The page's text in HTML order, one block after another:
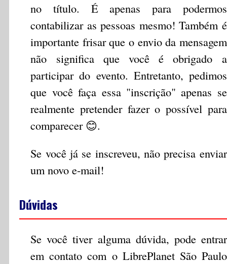
no título. É apenas para podermos
contabilizar as pessoas mesmo! Também é
importante frisar que o envio da mensagem
não significa que você é obrigado a
participar do evento. Entretanto, pedimos
que você faça essa "inscrição" apenas se
realmente pretender fazer o possível para
comparecer 😊.
Se você já se inscreveu, não precisa enviar
um novo e-mail!
Dúvidas
Se você tiver alguma dúvida, pode entrar
em contato com o LibrePlanet São Paulo